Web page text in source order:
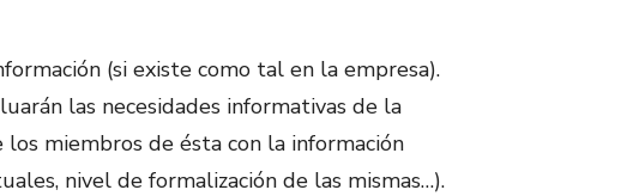
(si existe como tal en la empresa).
las necesidades informativas de la
los miembros de ésta con la información
nivel de formalización de las mismas…).